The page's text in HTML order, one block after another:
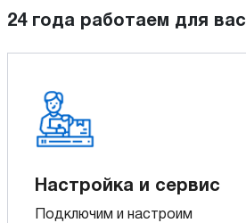
24 года работаем для вас
Настройка и сервис
Подключим и настроим